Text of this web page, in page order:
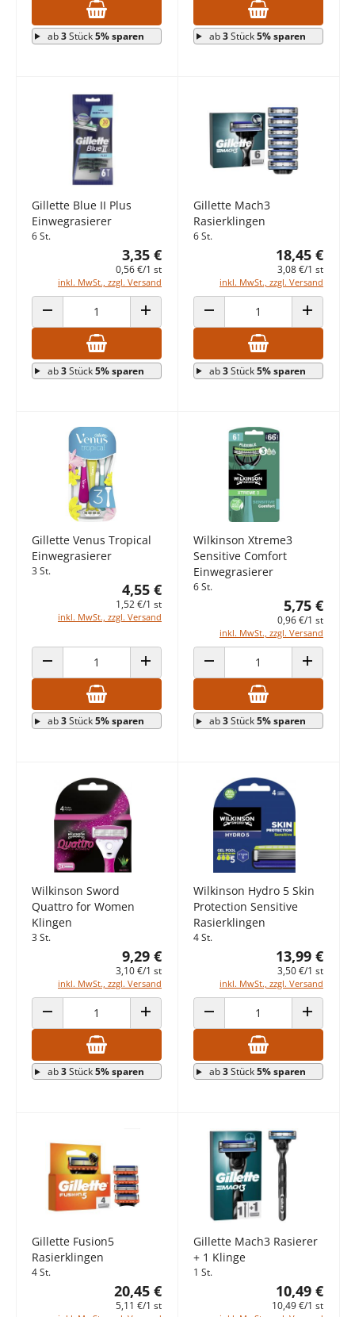
ab3Stück5% sparen ab3Stück5% sparen
Gillette Blue II Plus
Einwegrasierer
6 St.
3,35 €
0,56 €/1 st
inkl. MwSt., zzgl. Versand
ANZAHL VERRINGERN ANZAHL ERHÖHEN
ab3Stück5% sparen
Gillette Mach3
Rasierklingen
6 St.
18,45 €
3,08 €/1 st
inkl. MwSt., zzgl. Versand
ANZAHL VERRINGERN ANZAHL
ab3Stück5% sparen
Gillette Venus Tropical
Einwegrasierer
3 St.
4,55 €
1,52 €/1 st
inkl. MwSt., zzgl. Versand
ANZAHL VERRINGERN ANZAHL ERHÖHEN
ab3Stück5% sparen
Wilkinson Xtreme3
Sensitive Comfort
Einwegrasierer
6 St.
5,75 €
0,96 €/1 st
inkl. MwSt., zzgl. Versand
ANZAHL VERRINGERN ANZAHL
ab3Stück5% sparen
Wilkinson Sword
Quattro for Women
Klingen
3 St.
9,29 €
3,10 €/1 st
inkl. MwSt., zzgl. Versand
ANZAHL VERRINGERN ANZAHL ERHÖHEN
ab3Stück5% sparen
Wilkinson Hydro 5 Skin
Protection Sensitive
Rasierklingen
4 St.
13,99 €
3,50 €/1 st
inkl. MwSt., zzgl. Versand
ANZAHL VERRINGERN ANZAHL
ab3Stück5% sparen
Gillette Fusion5
Rasierklingen
4 St.
20,45 €
5,11 €/1 st
Gillette Mach3 Rasierer
+ 1 Klinge
1 St.
10,49 €
10,49 €/1 st